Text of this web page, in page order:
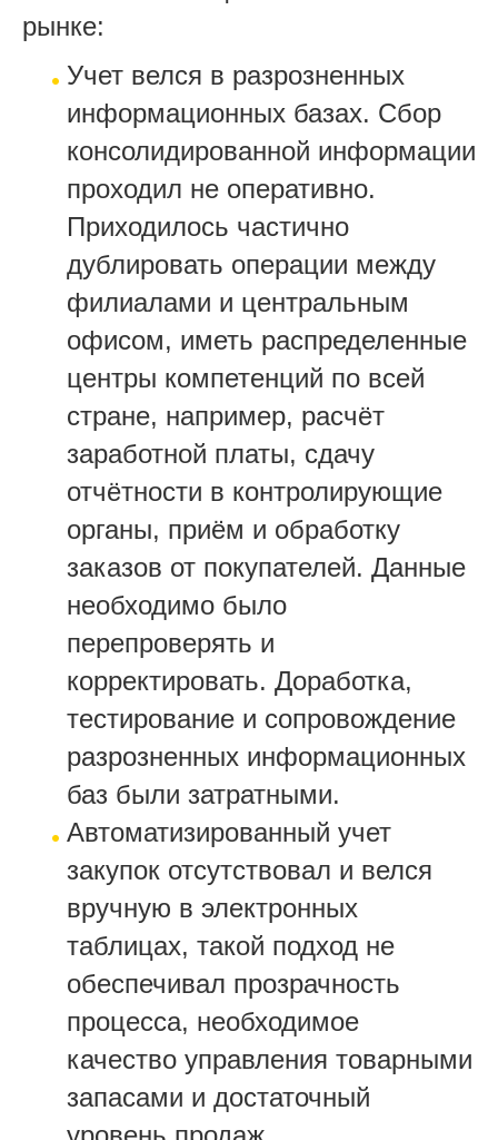
рынке:
Учет велся в разрозненных
информационных базах. Сбор
консолидированной информации
проходил не оперативно.
Приходилось частично
дублировать операции между
филиалами и центральным
офисом, иметь распределенные
центры компетенций по всей
стране, например, расчёт
заработной платы, сдачу
отчётности в контролирующие
органы, приём и обработку
заказов от покупателей. Данные
необходимо было
перепроверять и
корректировать. Доработка,
тестирование и сопровождение
разрозненных информационных
баз были затратными.
Автоматизированный учет
закупок отсутствовал и велся
вручную в электронных
таблицах, такой подход не
обеспечивал прозрачность
процесса, необходимое
качество управления товарными
запасами и достаточный